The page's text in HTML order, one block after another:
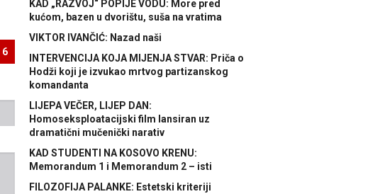
6
KAD „RAZVOJ“ POPIJE VODU: More pred
kućom, bazen u dvorištu, suša na vratima
VIKTOR IVANČIĆ: Nazad naši
INTERVENCIJA KOJA MIJENJA STVAR: Priča o
Hodži koji je izvukao mrtvog partizanskog
komandanta
LIJEPA VEČER, LIJEP DAN:
Homoseksploatacijski film lansiran uz
dramatični mučenički narativ
KAD STUDENTI NA KOSOVO KRENU:
Memorandum 1 i Memorandum 2 – isti
FILOZOFIJA PALANKE: Estetski kriteriji